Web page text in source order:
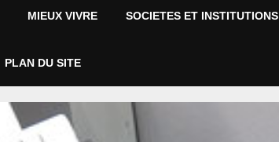
MIEUX VIVRE SOCIETES ET INSTITUTIONS
PLAN DU SITE